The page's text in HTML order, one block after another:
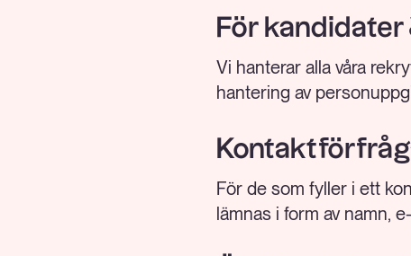
För
Vi hanterar alla våra
hantering av
För de som fyller i ett
lämnas i form av namn,